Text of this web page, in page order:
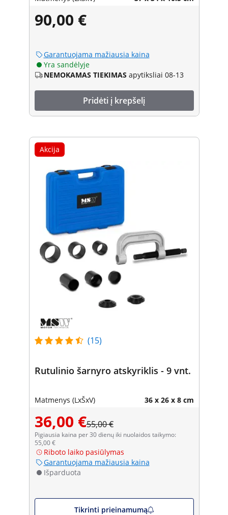
90,00 €
Garantuojama mažiausia kaina
Yra sandėlyje
NEMOKAMAS TIEKIMAS apytiksliai 08-13
Pridėti į krepšelį
Akcija
(15)
Rutulinio šarnyro atskyriklis - 9 vnt.
Matmenys (LxŠxV) 36 x 26 x 8 cm
36,00 €55,00 €
Pigiausia kaina per 30 dienų iki nuolaidos taikymo:
55,00 €
Riboto laiko pasiūlymas
Garantuojama mažiausia kaina
Išparduota
Tikrinti prieinamumą